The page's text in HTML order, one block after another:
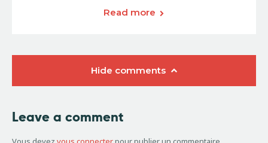
Read more
Hide comments
Leave a comment